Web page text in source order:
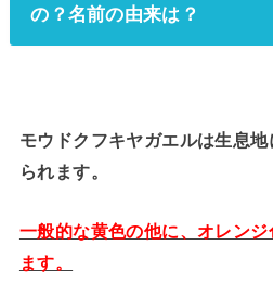
の？名前の由来は？
モウドクフキヤガエルは生息
られます。
一般的な黄色の他に、オレン
ます。